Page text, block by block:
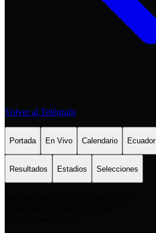
Volver al Telégrafo
Portada En Vivo Calendario Ecuador
Resultados Estadios Selecciones